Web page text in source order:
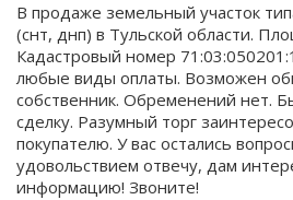
В продаже земельный участок
(снт, днп) в Тульской области.
Кадастровый номер
любые виды оплаты. Возможен
собственник. Обременений нет.
сделку. Разумный торг
покупателю. У вас остались
удовольствием отвечу, дам
информацию! Звоните!